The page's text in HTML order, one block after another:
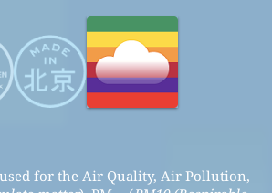
used for the Air Quality, Air Pollution,